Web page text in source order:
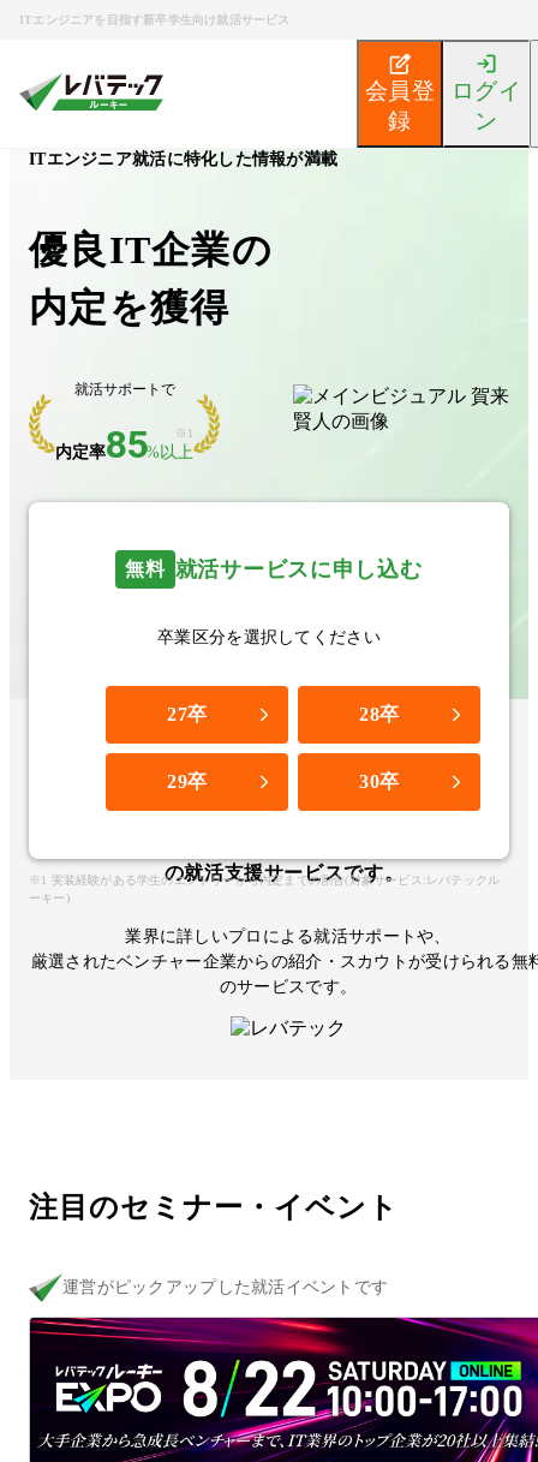
ITエンジニアを目指す新卒学生向け就活サービス
会員登
録
ログイ
ン
ITエンジニア就活に特化した情報が満載
優良IT企業の
内定を獲得
就活サポートで
内定率85%以上
※1
無料 就活サービスに申し込む
卒業区分を選択してください
27卒 28卒
29卒 30卒
※1 実装経験がある学生のエントリーから内定までの割合(対象サービス:レバテックル
ーキー)
レバテックルーキーは、レバテックが運営する
の就活支援サービスです。
業界に詳しいプロによる就活サポートや、
厳選されたベンチャー企業からの紹介・スカウトが受けられる無
のサービスです。
注目のセミナー・イベント
運営がピックアップした就活イベントです